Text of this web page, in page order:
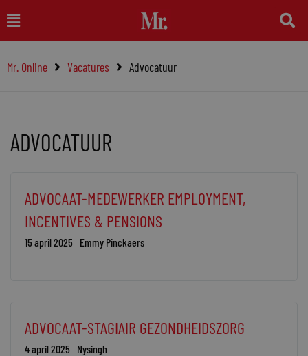
naar
inhoud
Main
Menu
Mr. Online Vacatures Advocatuur
ADVOCATUUR
ADVOCAAT-MEDEWERKER EMPLOYMENT,
INCENTIVES & PENSIONS
15 april 2025 Emmy Pinckaers
ADVOCAAT-STAGIAIR GEZONDHEIDSZORG
4 april 2025 Nysingh